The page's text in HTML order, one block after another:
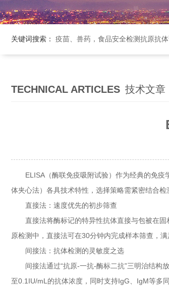
关键词搜索： 疫苗、兽药，食品安全检测抗原抗
TECHNICAL ARTICLES 技术文章
ELISA（酶联免疫吸附试验）作为经典的免疫
体夹心法）各具技术特性，选择策略需紧密结合检
直接法：速度优先的初步筛查
直接法将酶标记的特异性抗体直接与包被在固
原检测中，直接法可在30分钟内完成样本筛查，
间接法：抗体检测的灵敏度之选
间接法通过“抗原-一抗-酶标二抗”三明治结构放
至0.1IU/mL的抗体浓度，同时支持IgG、IgM等多